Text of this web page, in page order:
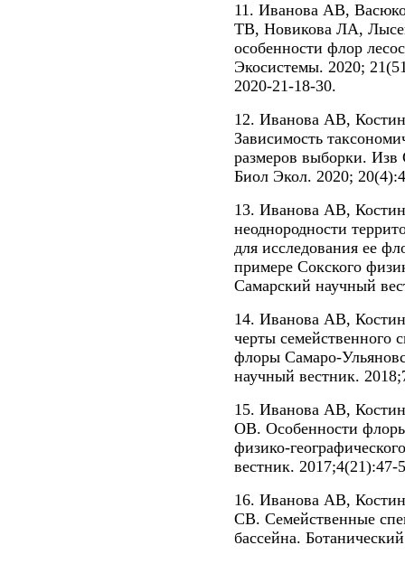
11. Иванова АВ,
ТВ, Новикова ЛА,
особенности флор
Экосистемы. 2020;
2020-21-18-30.
12. Иванова АВ,
Зависимость
размеров выборки. Изв
Биол Экол. 2020;
13. Иванова АВ,
неоднородности
для исследования ее
примере Сокского
Самарский научный
14. Иванова АВ,
черты семейственного
флоры Самаро-
научный вестник.
15. Иванова АВ,
ОВ. Особенности
физико-
вестник. 2017;4(21):47-
16. Иванова АВ,
СВ. Семейственные
бассейна.